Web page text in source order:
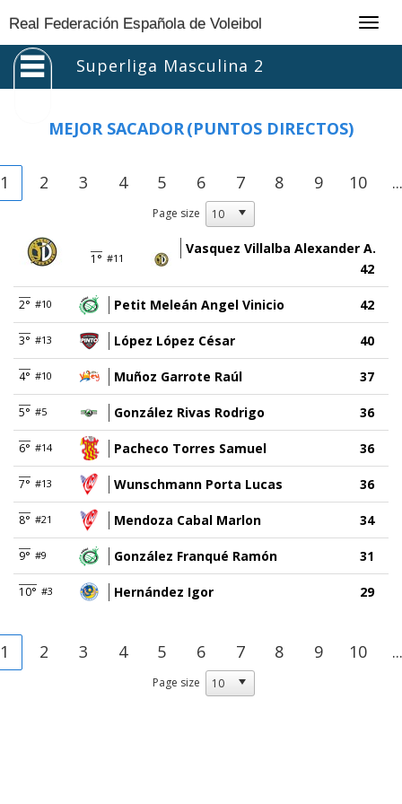
Real Federación Española de Voleibol
Superliga Masculina 2
MEJOR SACADOR(PUNTOS DIRECTOS)
1 2 3 4 5 6 7 8 9 10 ...
Page size
1° #11
Vasquez Villalba Alexander A.
42
2° #10 Petit Meleán Angel Vinicio 42
3° #13 López López César 40
4° #10 Muñoz Garrote Raúl 37
5° #5 González Rivas Rodrigo 36
6° #14 Pacheco Torres Samuel 36
7° #13 Wunschmann Porta Lucas 36
8° #21 Mendoza Cabal Marlon 34
9° #9 González Franqué Ramón 31
10° #3 Hernández Igor 29
1 2 3 4 5 6 7 8 9 10 ...
Page size